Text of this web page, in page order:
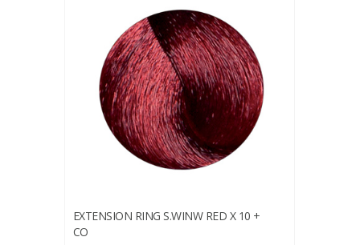
EXTENSION RING S.WINW RED X 10 +
CO